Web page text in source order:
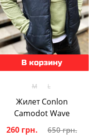
В корзину
M L
Жилет Conlon
Camodot Wave
260 грн.
650 грн.